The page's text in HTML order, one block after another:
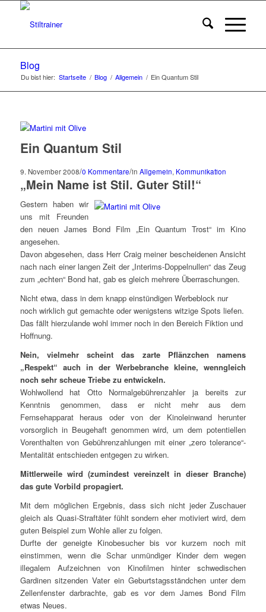
Blog
Du bist hier: Startseite / Blog / Allgemein / Ein Quantum Stil
Ein Quantum Stil
9. November 2008/0 Kommentare/in Allgemein, Kommunikation
„Mein Name ist Stil. Guter Stil!“
Gestern haben wir
uns mit Freunden
den neuen James Bond Film „Ein Quantum Trost“ im Kino
angesehen.
Davon abgesehen, dass Herr Craig meiner bescheidenen Ansicht
nach nach einer langen Zeit der „Interims-Doppelnullen“ das Zeug
zum „echten“ Bond hat, gab es gleich mehrere Überraschungen.
Nicht etwa, dass in dem knapp einstündigen Werbeblock nur
noch wirklich gut gemachte oder wenigstens witzige Spots liefen.
Das fällt hierzulande wohl immer noch in den Bereich Fiktion und
Hoffnung.
Nein, vielmehr scheint das zarte Pflänzchen namens
„Respekt“ auch in der Werbebranche kleine, wenngleich
noch sehr scheue Triebe zu entwickeln.
Wohlwollend hat Otto Normalgebührenzahler ja bereits zur
Kenntnis genommen, dass er nicht mehr aus dem
Fernsehapparat heraus oder von der Kinoleinwand herunter
vorsorglich in Beugehaft genommen wird, um dem potentiellen
Vorenthalten von Gebührenzahlungen mit einer „zero tolerance“-
Mentalität entschieden entgegen zu wirken.
Mittlerweile wird (zumindest vereinzelt in dieser Branche)
das gute Vorbild propagiert.
Mit dem möglichen Ergebnis, dass sich nicht jeder Zuschauer
gleich als Quasi-Straftäter fühlt sondern eher motiviert wird, dem
guten Beispiel zum Wohle aller zu folgen.
Durfte der geneigte Kinobesucher bis vor kurzem noch mit
einstimmen, wenn die Schar unmündiger Kinder dem wegen
illegalem Aufzeichnen von Kinofilmen hinter schwedischen
Gardinen sitzenden Vater ein Geburtstagsständchen unter dem
Zellenfenster darbrachte, gab es vor dem James Bond Film
etwas Neues.